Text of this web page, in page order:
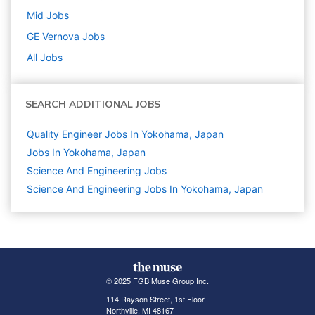
Mid Jobs
GE Vernova Jobs
All Jobs
SEARCH ADDITIONAL JOBS
Quality Engineer Jobs In Yokohama, Japan
Jobs In Yokohama, Japan
Science And Engineering Jobs
Science And Engineering Jobs In Yokohama, Japan
© 2025 FGB Muse Group Inc.
114 Rayson Street, 1st Floor
Northville, MI 48167